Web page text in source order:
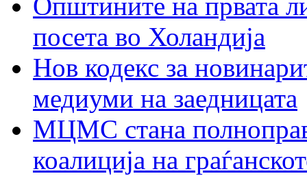
Општините на првата
посета во Холандија
Нов кодекс за
медиуми на заедницата
МЦМС стана
коалиција на